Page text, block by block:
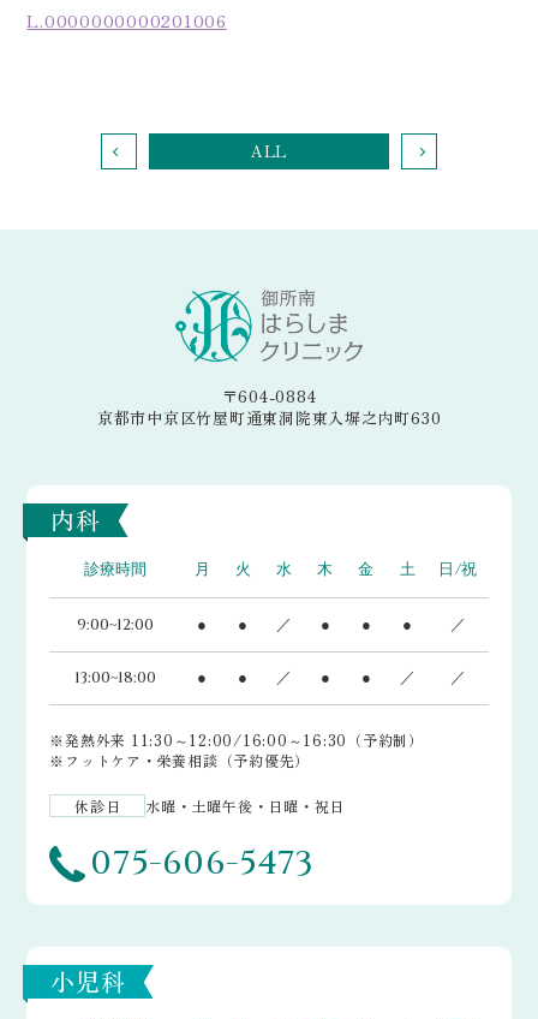
L.0000000000201006
ALL
〒604-0884
京都市中京区竹屋町通東洞院東入塀之内町630
内科
診療時間 月 火 水 木 金 土 日/祝
9:00~12:00 ● ● ／ ● ● ● ／
13:00~18:00 ● ● ／ ● ● ／ ／
※発熱外来 11:30～12:00/16:00～16:30（予約制）
※フットケア・栄養相談（予約優先）
休診日 水曜・土曜午後・日曜・祝日
075-606-5473
小児科